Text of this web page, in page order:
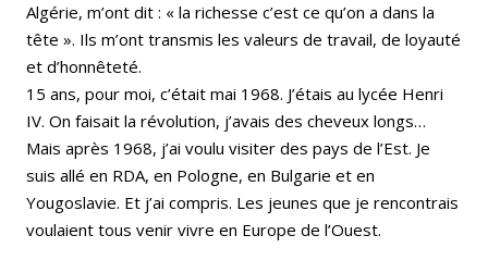
Algérie, m’ont dit : « la richesse c’est ce qu’on a dans la
tête ». Ils m’ont transmis les valeurs de travail, de loyauté
et d’honnêteté.
15 ans, pour moi, c’était mai 1968. J’étais au lycée Henri
IV. On faisait la révolution, j’avais des cheveux longs…
Mais après 1968, j’ai voulu visiter des pays de l’Est. Je
suis allé en RDA, en Pologne, en Bulgarie et en
Yougoslavie. Et j’ai compris. Les jeunes que je rencontrais
voulaient tous venir vivre en Europe de l’Ouest.